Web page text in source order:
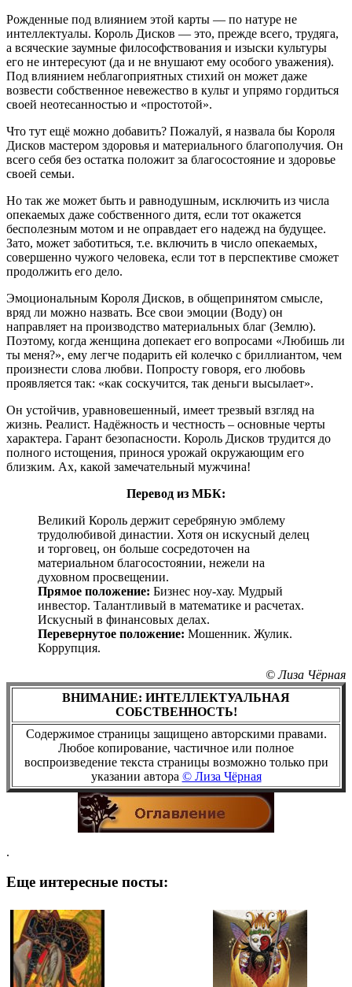
Рожденные под влиянием этой карты — по натуре не
интеллектуалы. Король Дисков — это, прежде всего, трудяга,
а всяческие заумные философствования и изыски культуры
его не интересуют (да и не внушают ему особого уважения).
Под влиянием неблагоприятных стихий он может даже
возвести собственное невежество в культ и упрямо гордиться
своей неотесанностью и «простотой».
Что тут ещё можно добавить? Пожалуй, я назвала бы Короля
Дисков мастером здоровья и материального благополучия. Он
всего себя без остатка положит за благосостояние и здоровье
своей семьи.
Но так же может быть и равнодушным, исключить из числа
опекаемых даже собственного дитя, если тот окажется
бесполезным мотом и не оправдает его надежд на будущее.
Зато, может заботиться, т.е. включить в число опекаемых,
совершенно чужого человека, если тот в перспективе сможет
продолжить его дело.
Эмоциональным Короля Дисков, в общепринятом смысле,
вряд ли можно назвать. Все свои эмоции (Воду) он
направляет на производство материальных благ (Землю).
Поэтому, когда женщина допекает его вопросами «Любишь ли
ты меня?», ему легче подарить ей колечко с бриллиантом, чем
произнести слова любви. Попросту говоря, его любовь
проявляется так: «как соскучится, так деньги высылает».
Он устойчив, уравновешенный, имеет трезвый взгляд на
жизнь. Реалист. Надёжность и честность – основные черты
характера. Гарант безопасности. Король Дисков трудится до
полного истощения, принося урожай окружающим его
близким. Ах, какой замечательный мужчина!
Перевод из МБК:
Великий Король держит серебряную эмблему
трудолюбивой династии. Хотя он искусный делец
и торговец, он больше сосредоточен на
материальном благосостоянии, нежели на
духовном просвещении.
Прямое положение: Бизнес ноу-хау. Мудрый
инвестор. Талантливый в математике и расчетах.
Искусный в финансовых делах.
Перевернутое положение: Мошенник. Жулик.
Коррупция.
© Лиза Чёрная
ВНИМАНИЕ: ИНТЕЛЛЕКТУАЛЬНАЯ
СОБСТВЕННОСТЬ!
Содержимое страницы защищено авторскими правами.
Любое копирование, частичное или полное
воспроизведение текста страницы возможно только при
указании автора © Лиза Чёрная
.
Еще интересные посты: